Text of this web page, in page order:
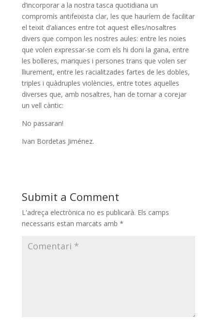
d’incorporar a la nostra tasca quotidiana un
compromís antifeixista clar, les que hauríem de facilitar
el teixit d’aliances entre tot aquest elles/nosaltres
divers que compon les nostres aules: entre les noies
que volen expressar-se com els hi doni la gana, entre
les bolleres, mariques i persones trans que volen ser
lliurement, entre les racialitzades fartes de les dobles,
triples i quàdruples violències, entre totes aquelles
diverses que, amb nosaltres, han de tornar a corejar
un vell càntic:
No passaran!
Ivan Bordetas Jiménez.
Submit a Comment
L'adreça electrònica no es publicarà. Els camps
necessaris estan marcats amb *